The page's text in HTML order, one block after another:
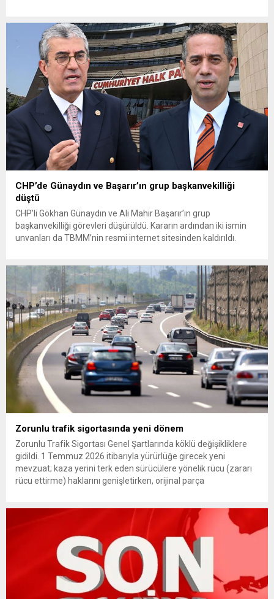
fiyatların çiftçinin artan maliyetlerini karşılamaktan uzak
olduğunu savunarak fiyatların yeniden değerlendirilmesi
çağrısında...
CHP’de Günaydın ve Başarır’ın grup başkanvekilliği
düştü
CHP’li Gökhan Günaydın ve Ali Mahir Başarır’ın grup
başkanvekilliği görevleri düşürüldü. Kararın ardından iki ismin
unvanları da TBMM’nin resmi internet sitesinden kaldırıldı.
çıkarma cezası uygulanmak üzere Yüksek Disiplin Kurulu’na
(YDK) sevk edilen ve partideki tüm görevlerinden...
Zorunlu trafik sigortasında yeni dönem
Zorunlu Trafik Sigortası Genel Şartlarında köklü değişikliklere
gidildi. 1 Temmuz 2026 itibarıyla yürürlüğe girecek yeni
mevzuat; kaza yerini terk eden sürücülere yönelik rücu (zararı
rücu ettirme) haklarını genişletirken, orijinal parça
getiriyor. Hazine Müsteşarlığına bağlı ilgili kurumlarca...